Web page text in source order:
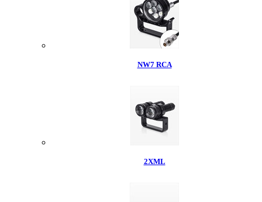
NW7 RCA
2XML